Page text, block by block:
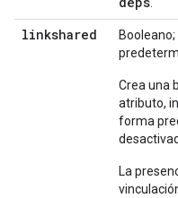
linkshared Booleano;
Crea una
atributo,
forma
La